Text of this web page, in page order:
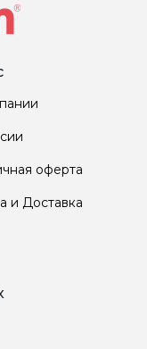
оферта
и Доставка